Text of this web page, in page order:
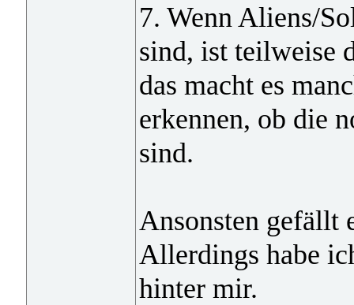
7. Wenn Aliens/
sind, ist teilweise
das macht es
erkennen, ob die
sind.
Ansonsten gefällt
Allerdings habe
hinter mir.